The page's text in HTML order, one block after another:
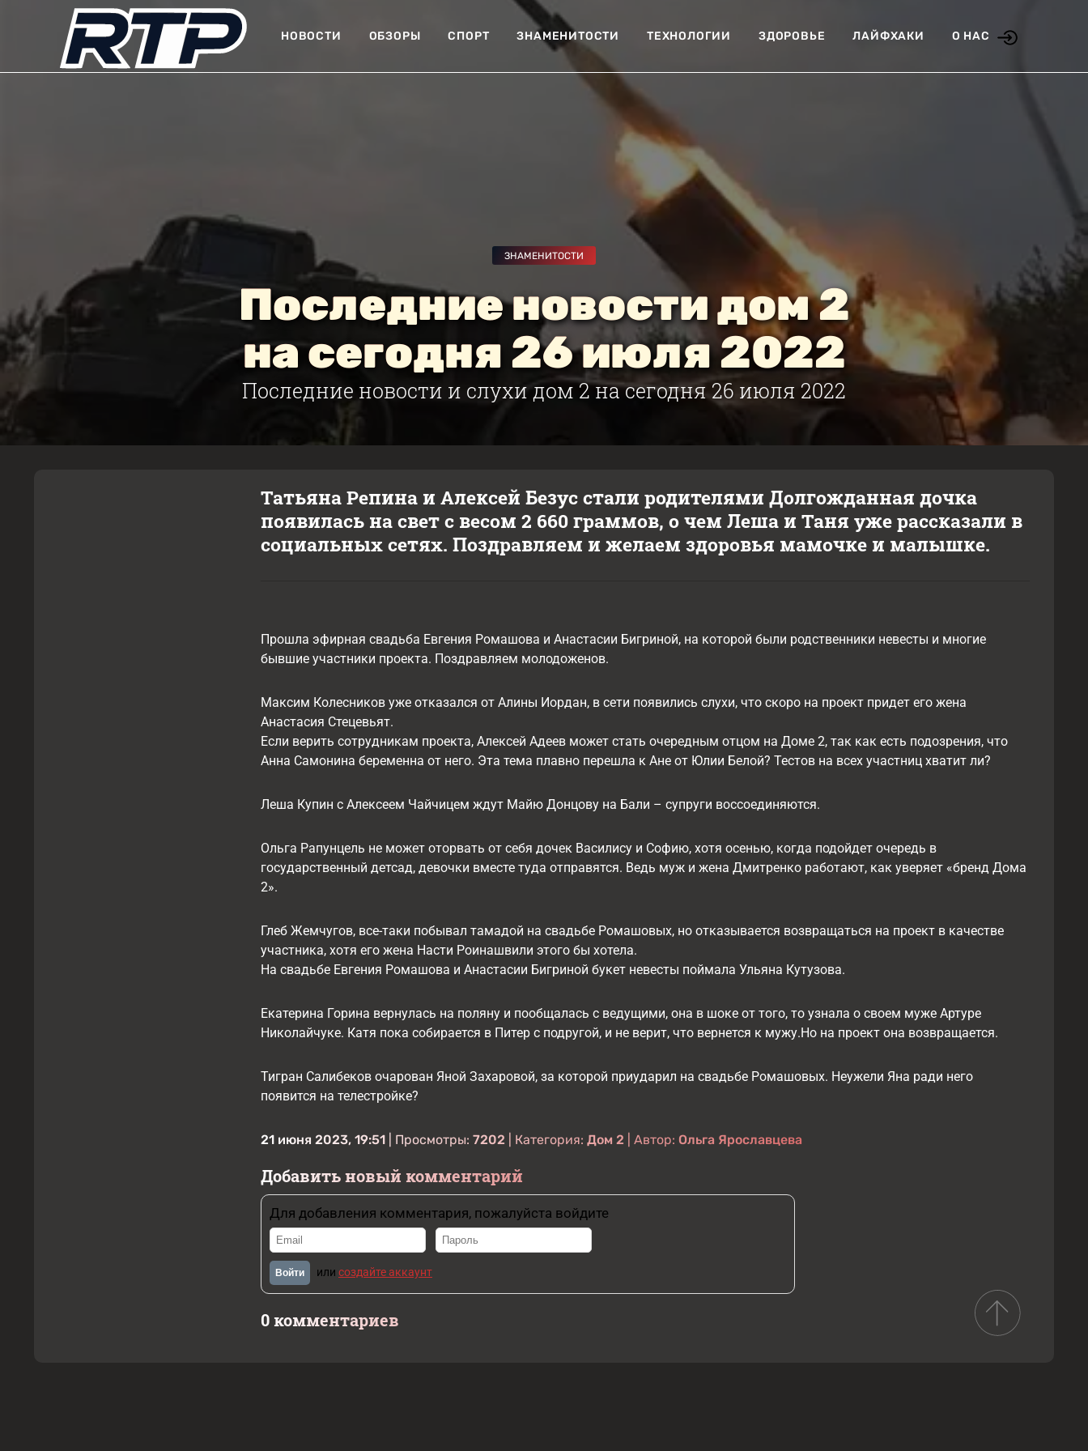
НОВОСТИ ОБЗОРЫ СПОРТ ЗНАМЕНИТОСТИ ТЕХНОЛОГИИ ЗДОРОВЬЕ ЛАЙФХАКИ О НАС
ЗНАМЕНИТОСТИ
Последние новости дом 2
на сегодня 26 июля 2022
Последние новости и слухи дом 2 на сегодня 26 июля 2022
Татьяна Репина и Алексей Безус стали родителями Долгожданная дочка
появилась на свет с весом 2 660 граммов, о чем Леша и Таня уже рассказали в
социальных сетях. Поздравляем и желаем здоровья мамочке и малышке.
Прошла эфирная свадьба Евгения Ромашова и Анастасии Бигриной, на которой были родственники невесты и многие
бывшие участники проекта. Поздравляем молодоженов.
Максим Колесников уже отказался от Алины Иордан, в сети появились слухи, что скоро на проект придет его жена
Анастасия Стецевьят.
Если верить сотрудникам проекта, Алексей Адеев может стать очередным отцом на Доме 2, так как есть подозрения, что
Анна Самонина беременна от него. Эта тема плавно перешла к Ане от Юлии Белой? Тестов на всех участниц хватит ли?
Леша Купин с Алексеем Чайчицем ждут Майю Донцову на Бали – супруги воссоединяются.
Ольга Рапунцель не может оторвать от себя дочек Василису и Софию, хотя осенью, когда подойдет очередь в
государственный детсад, девочки вместе туда отправятся. Ведь муж и жена Дмитренко работают, как уверяет «бренд Дома
2».
Глеб Жемчугов, все-таки побывал тамадой на свадьбе Ромашовых, но отказывается возвращаться на проект в качестве
участника, хотя его жена Насти Роинашвили этого бы хотела.
На свадьбе Евгения Ромашова и Анастасии Бигриной букет невесты поймала Ульяна Кутузова.
Екатерина Горина вернулась на поляну и пообщалась с ведущими, она в шоке от того, то узнала о своем муже Артуре
Николайчуке. Катя пока собирается в Питер с подругой, и не верит, что вернется к мужу.Но на проект она возвращается.
Тигран Салибеков очарован Яной Захаровой, за которой приударил на свадьбе Ромашовых. Неужели Яна ради него
появится на телестройке?
21 июня 2023, 19:51 | Просмотры: 7202 | Категория: Дом 2 | Автор: Ольга Ярославцева
Добавить новый комментарий
Для добавления комментария, пожалуйста войдите
Войти или создайте аккаунт
0 комментариев